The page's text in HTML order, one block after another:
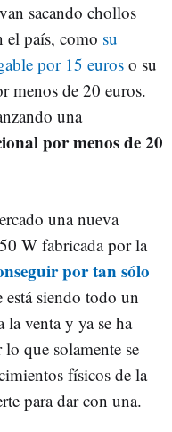
sacando chollos
el país, como su
por 15 euros o su
menos de 20 euros.
una
por menos de 20
una nueva
W fabricada por la
por tan sólo
siendo todo un
la venta y ya se ha
lo que solamente se
físicos de la
para dar con una.